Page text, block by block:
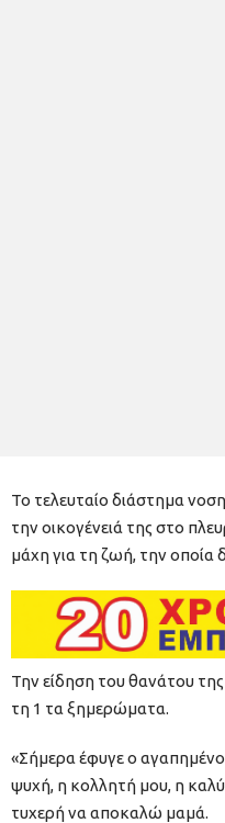
Το τελευταίο διάστημα
την οικογένειά της στο
μάχη για τη ζωή, την οποία
Την είδηση του θανάτου
τη 1 τα ξημερώματα.
«Σήμερα έφυγε ο
ψυχή, η κολλητή μου, η
τυχερή να αποκαλώ μαμά.